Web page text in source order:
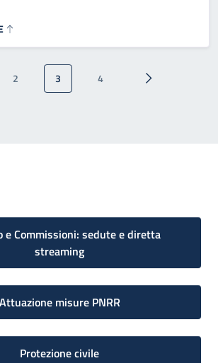
Pagina
2 Pagina attuale
3 Pagina
4 Pagina
e Commissioni: sedute e diretta
streaming
Attuazione misure PNRR
Protezione civile